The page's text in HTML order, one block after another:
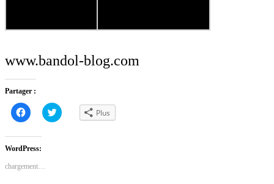
www.bandol-blog.com
Partager :
Cliquez
pour
partager
Facebook(ouvre
dans
une
fenêtre)
Cliquez
pour Plus
WordPress:
chargement…